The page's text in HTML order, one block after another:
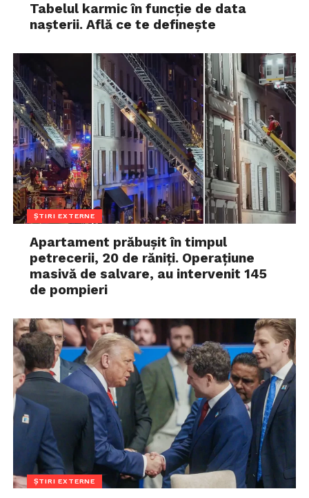
Tabelul karmic în funcție de data
nașterii. Află ce te definește
ȘTIRI EXTERNE
Apartament prăbușit în timpul
petrecerii, 20 de răniți. Operațiune
masivă de salvare, au intervenit 145
de pompieri
ȘTIRI EXTERNE